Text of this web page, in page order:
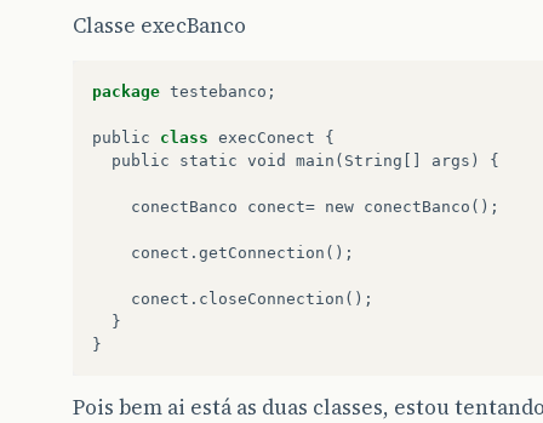
}
public Connection getConnection ()
try
DriverManager .
if isClosed
null
();
e.printStackTrace();
Classe execBanco
package testebanco ;
public class execConect
{
public
static void main ( String args ) {
conectBanco conect= new conectBanco ();
conect . getConnection ();
conect . closeConnection ();
}
}
Pois bem ai está as duas classes, estou